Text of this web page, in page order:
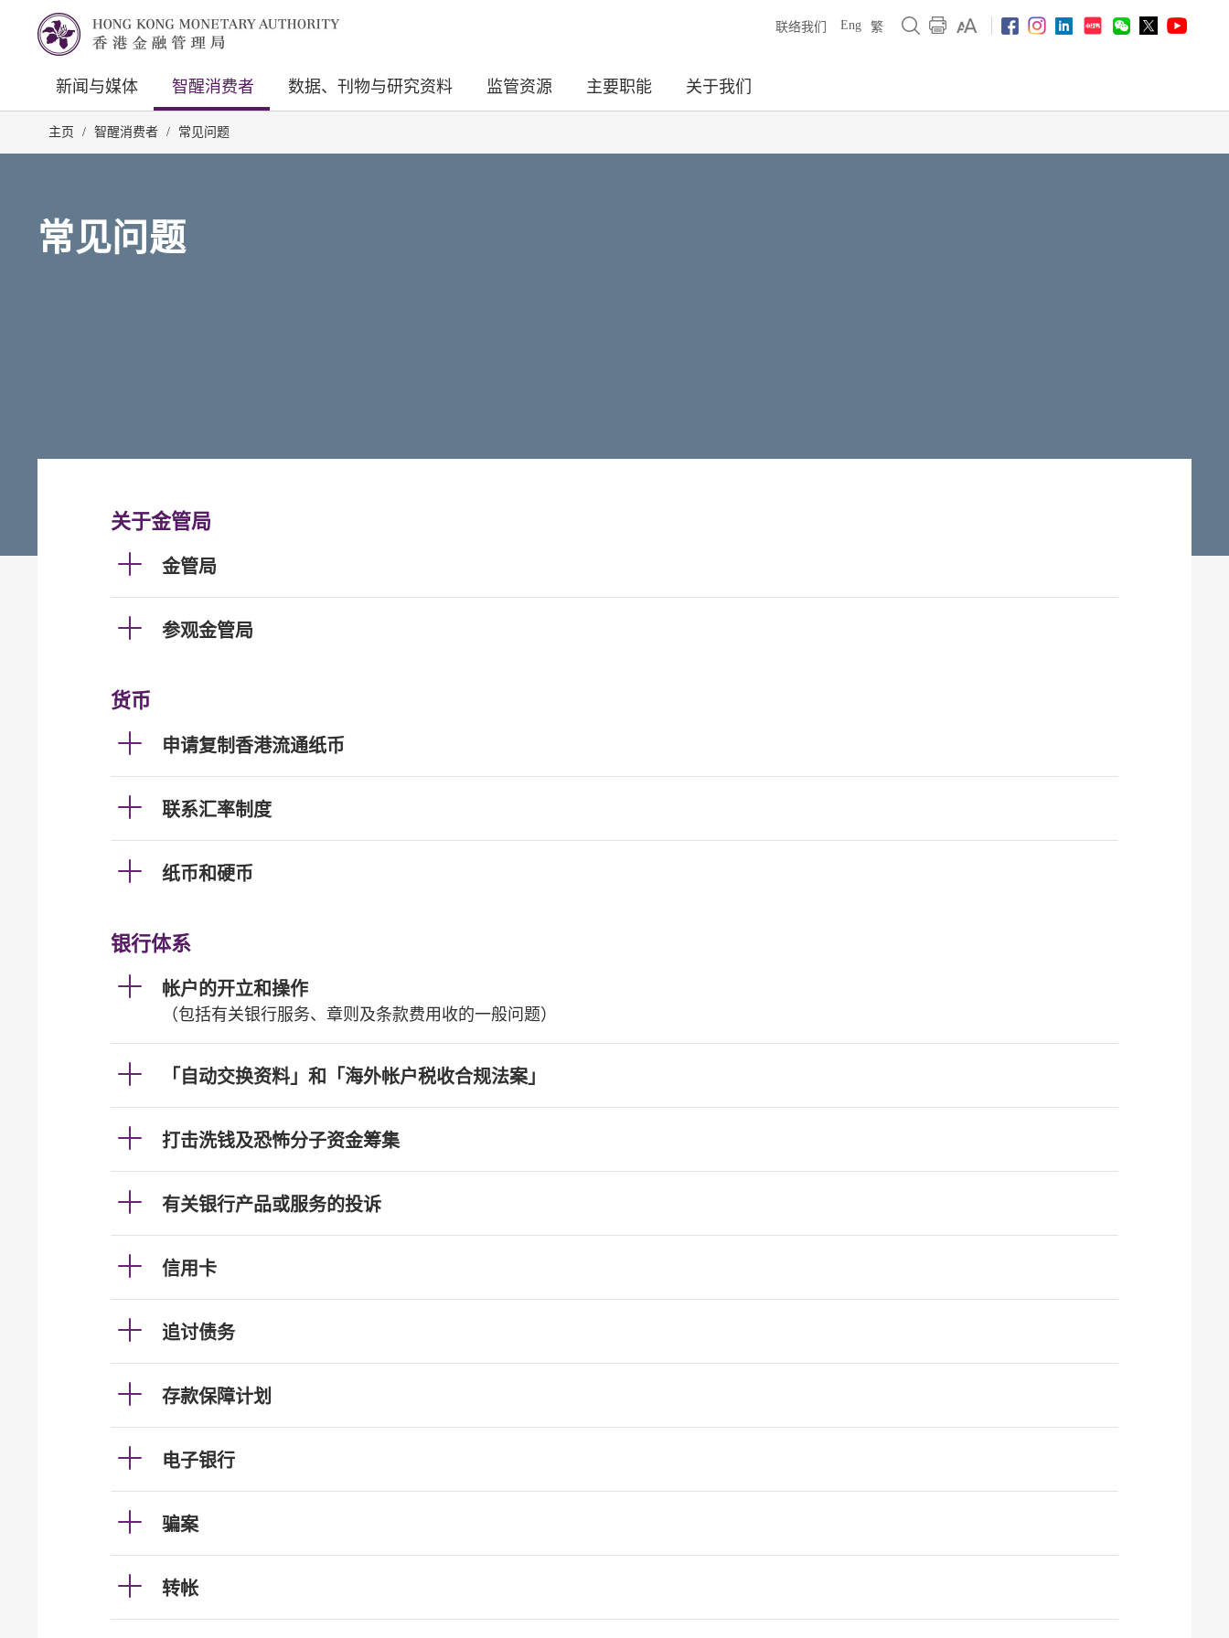
联络我们 Eng 繁
新闻与媒体 智醒消费者 数据、刊物与研究资料 监管资源 主要职能 关于我们
主页 / 智醒消费者 / 常见问题
常见问题
关于金管局
金管局
参观金管局
货币
申请复制香港流通纸币
联系汇率制度
纸币和硬币
银行体系
帐户的开立和操作
（包括有关银行服务、章则及条款费用收的一般问题）
「自动交换资料」和「海外帐户税收合规法案」
打击洗钱及恐怖分子资金筹集
有关银行产品或服务的投诉
信用卡
追讨债务
存款保障计划
电子银行
骗案
转帐